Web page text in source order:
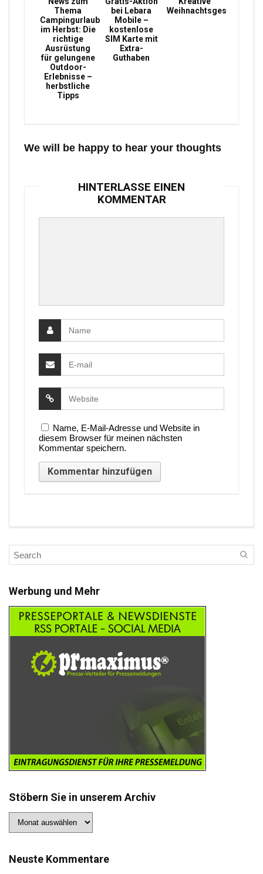
Thema
Campingurlaub
im Herbst: Die
richtige
Ausrüstung
für gelungene
Outdoor-
Erlebnisse –
herbstliche
Tipps
bei Lebara
Mobile –
kostenlose
SIM Karte mit
Extra-
Guthaben
Weihnachtsgeschenke
We will be happy to hear your thoughts
HINTERLASSE EINEN
KOMMENTAR
Name, E-Mail-Adresse und Website in
diesem Browser für meinen nächsten
Kommentar speichern.
Werbung und Mehr
Stöbern Sie in unserem Archiv
Sie
Archiv
Neuste Kommentare